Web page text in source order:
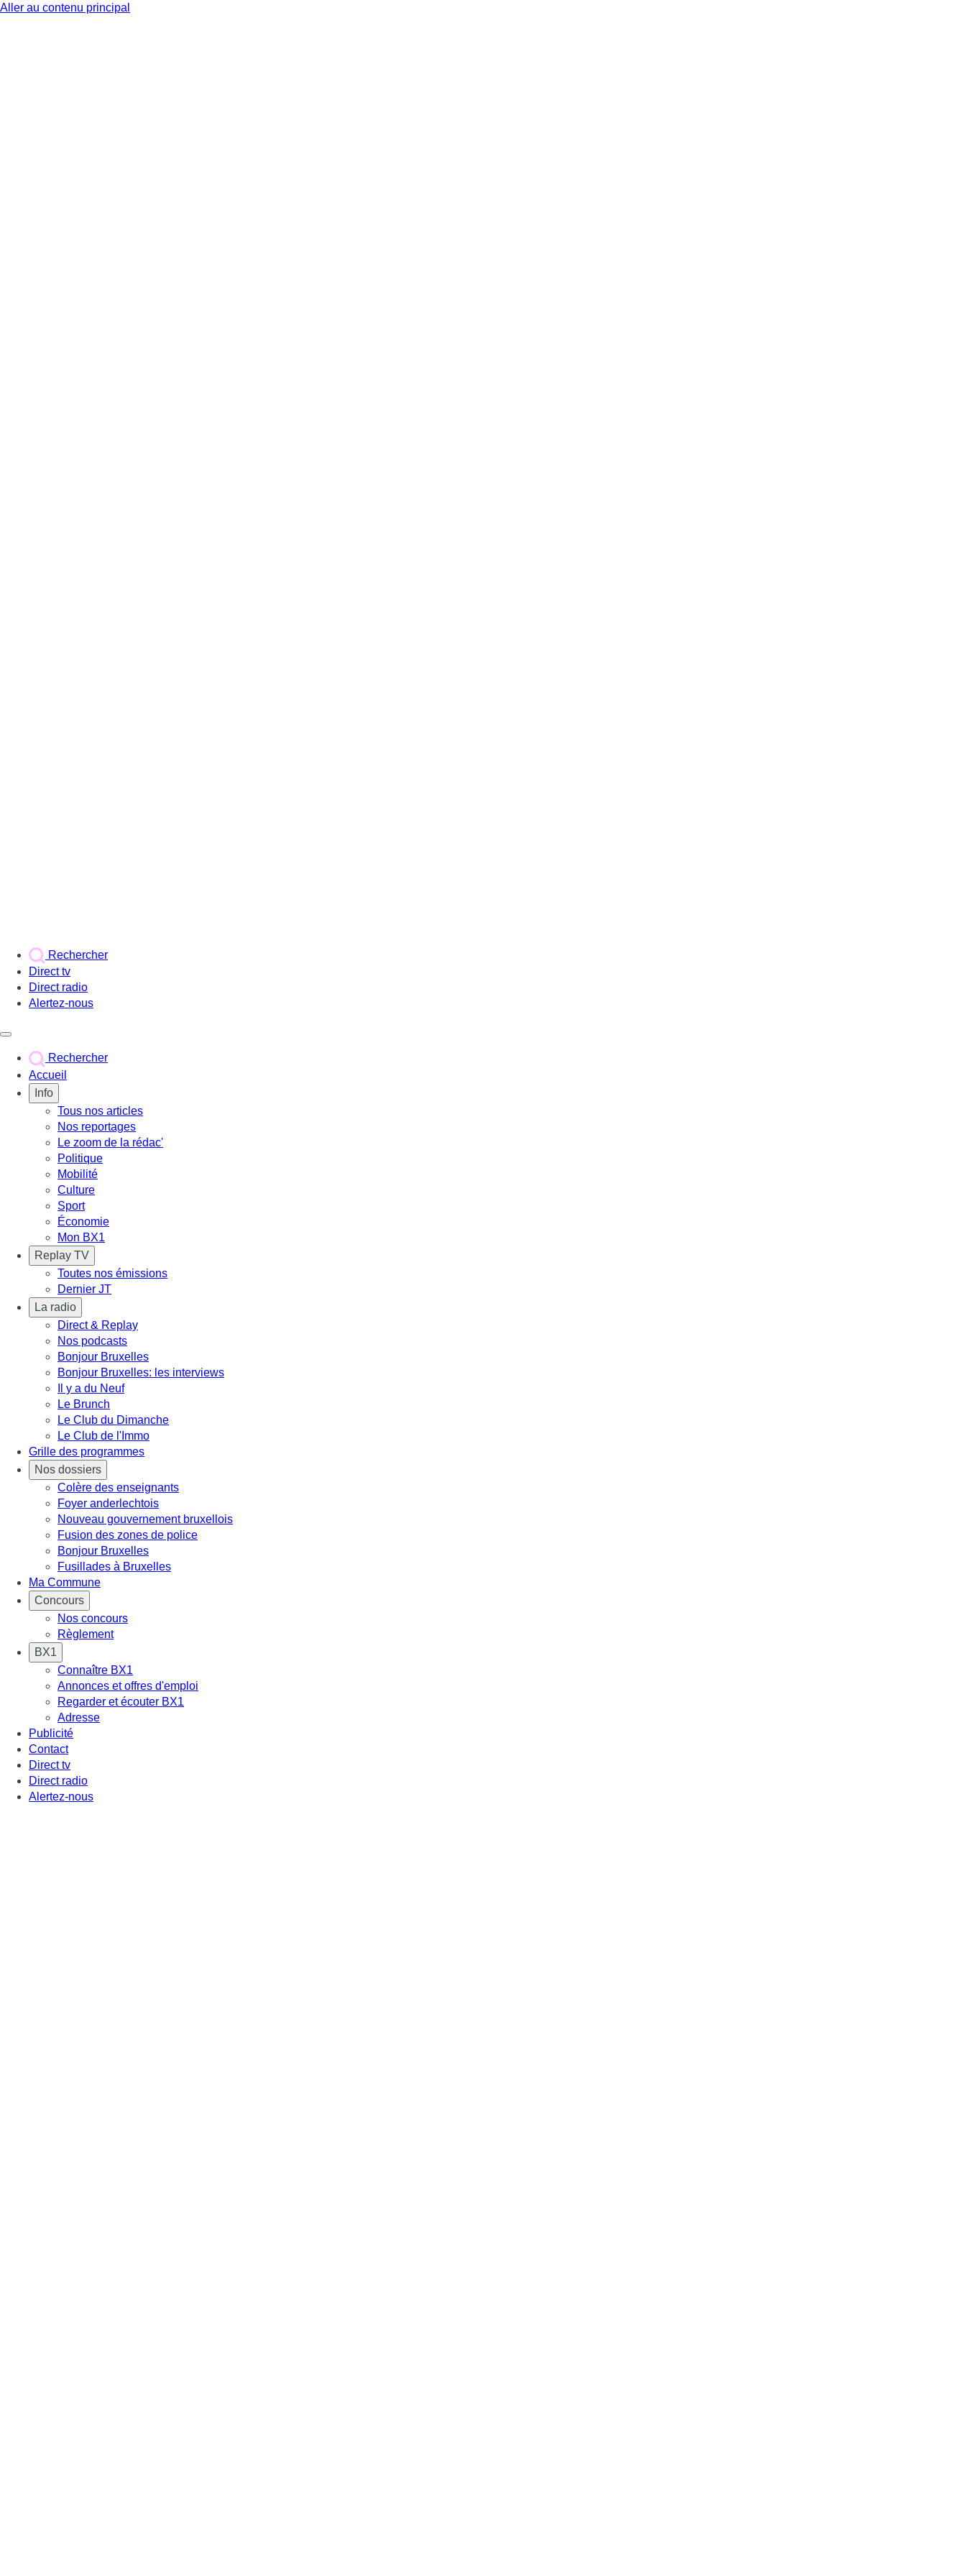
Aller au contenu principal
Rechercher
Direct tv
Direct radio
Alertez-nous
Rechercher
Accueil
Info
Tous nos articles
Nos reportages
Le zoom de la rédac'
Politique
Mobilité
Culture
Sport
Économie
Mon BX1
Replay TV
Toutes nos émissions
Dernier JT
La radio
Direct & Replay
Nos podcasts
Bonjour Bruxelles
Bonjour Bruxelles: les interviews
Il y a du Neuf
Le Brunch
Le Club du Dimanche
Le Club de l'Immo
Grille des programmes
Nos dossiers
Colère des enseignants
Foyer anderlechtois
Nouveau gouvernement bruxellois
Fusion des zones de police
Bonjour Bruxelles
Fusillades à Bruxelles
Ma Commune
Concours
Nos concours
Règlement
BX1
Connaître BX1
Annonces et offres d'emploi
Regarder et écouter BX1
Adresse
Publicité
Contact
Direct tv
Direct radio
Alertez-nous